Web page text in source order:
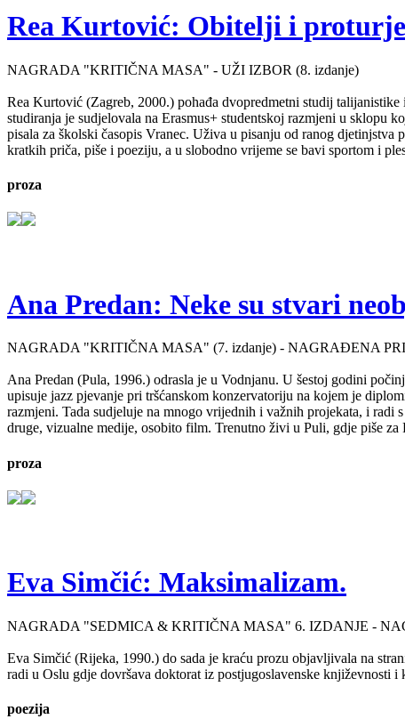
Rea Kurtović: Obitelji i
NAGRADA "KRITIČNA MASA" - UŽI IZBOR (8. izdanje)
Rea Kurtović (Zagreb, 2000.) pohađa dvopredmetni studij
studiranja je sudjelovala na Erasmus+ studentskoj razmjeni u sklopu
pisala za školski časopis Vranec. Uživa u pisanju od ranog
kratkih priča, piše i poeziju, a u slobodno vrijeme se bavi sportom i
proza
Ana Predan: Neke su stvari
NAGRADA "KRITIČNA MASA" (7. izdanje) - NAGRAĐENA
Ana Predan (Pula, 1996.) odrasla je u Vodnjanu. U šestoj godini
upisuje jazz pjevanje pri tršćanskom konzervatoriju na kojem je
razmjeni. Tada sudjeluje na mnogo vrijednih i važnih projekata, i radi
druge, vizualne medije, osobito film. Trenutno živi u Puli, gdje piše
proza
Eva Simčić: Maksimalizam.
NAGRADA "SEDMICA & KRITIČNA MASA" 6. IZDANJE -
Eva Simčić (Rijeka, 1990.) do sada je kraću prozu objavljivala na
radi u Oslu gdje dovršava doktorat iz postjugoslavenske književnosti i
poezija